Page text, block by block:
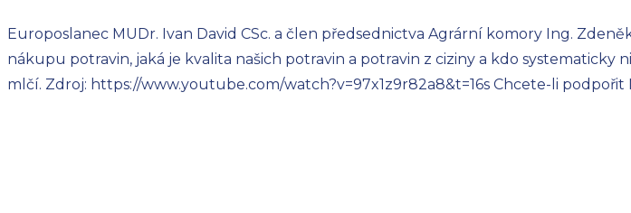
Europoslanec MUDr. Ivan David CSc. a člen předsednictva Agrární komory Ing.
nákupu potravin, jaká je kvalita našich potravin a potravin z ciziny a kdo
mlčí. Zdroj: https://www.youtube.com/watch?v=97x1z9r82a8&t=16s Chcete-li